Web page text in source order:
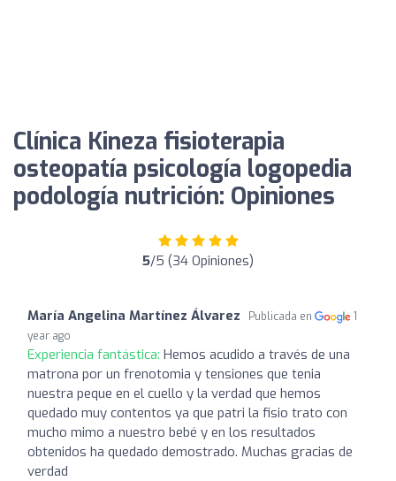
Clínica Kineza fisioterapia
osteopatía psicología logopedia
podología nutrición: Opiniones
5/5 (34 Opiniones)
María Angelina Martínez Álvarez Publicada en
1
year ago
Experiencia fantástica: Hemos acudido a través de una
matrona por un frenotomia y tensiones que tenia
nuestra peque en el cuello y la verdad que hemos
quedado muy contentos ya que patri la fisio trato con
mucho mimo a nuestro bebé y en los resultados
obtenidos ha quedado demostrado. Muchas gracias de
verdad